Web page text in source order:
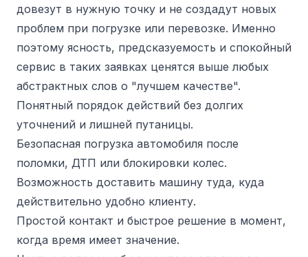
довезут в нужную точку и не создадут новых
проблем при погрузке или перевозке. Именно
поэтому ясность, предсказуемость и спокойный
сервис в таких заявках ценятся выше любых
абстрактных слов о "лучшем качестве".
Понятный порядок действий без долгих
уточнений и лишней путаницы.
Безопасная погрузка автомобиля после
поломки, ДТП или блокировки колес.
Возможность доставить машину туда, куда
действительно удобно клиенту.
Простой контакт и быстрое решение в момент,
когда время имеет значение.